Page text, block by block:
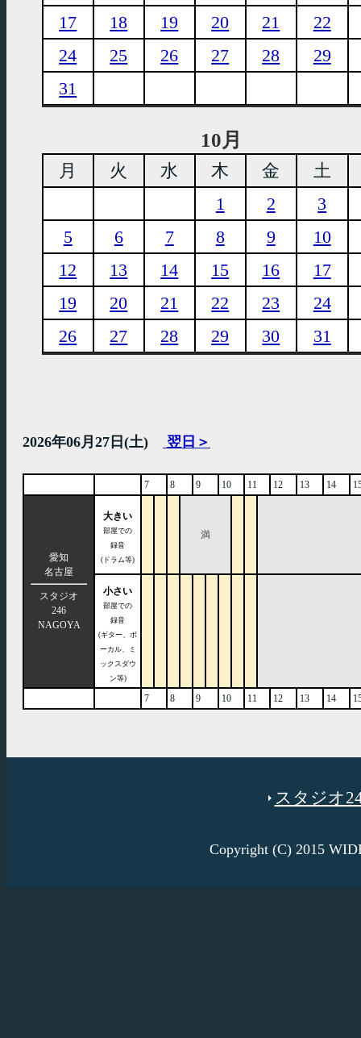
17
18 19 20 21
22
24
25 26 27 28
29
31
10月
月 火 水 木 金
土
1
2
3
5
6 7 8 9
10
12
13 14 15 16
17
19
20 21 22 23
24
26
27 28 29 30 31
2026年06月27日(土) 翌日＞
7 8 9 10 11 12 13 14
愛知
名古屋
スタジオ
246
NAGOYA
大きい
部屋での
録音
(ドラム等)
満
小さい
部屋での
録音
(ギター、ボ
ーカル、ミ
ックスダウ
ン等)
7 8 9 10 11 12 13 14
スタジオ
Copyright (C) 2015